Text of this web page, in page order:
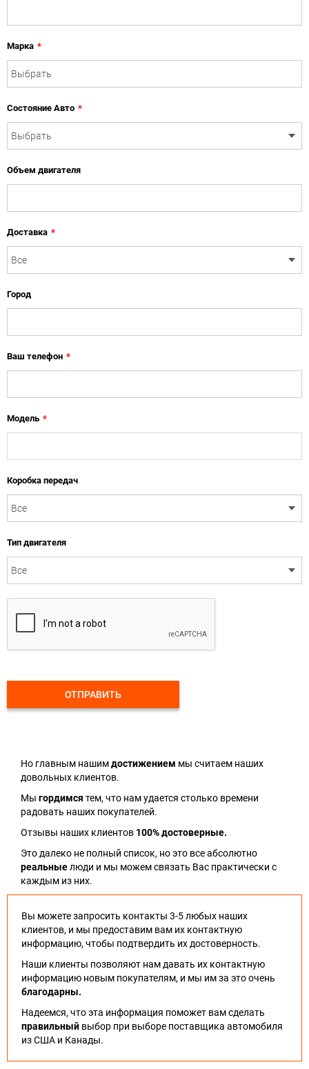
Марка *
Состояние Авто *
Объем двигателя
Доставка *
Город
Ваш телефон *
Модель *
Коробка передач
Тип двигателя
ОТПРАВИТЬ
Но главным нашимдостижением мы считаем наших
довольных клиентов.
Мы гордимся тем, что нам удается столько времени
радовать наших покупателей.
Отзывы наших клиентов 100% достоверные.
Это далеко не полный список, но это все абсолютно
реальныелюди и мы можем связать Вас практически с
каждым из них.
Вы можете запросить контакты 3-5 любых наших
клиентов, и мы предоставим вам их контактную
информацию, чтобы подтвердить их достоверность.
Наши клиенты позволяют нам давать их контактную
информацию новым покупателям, и мы им за это очень
благодарны.
Надеемся, что эта информация поможет вам сделать
правильный выбор при выборе поставщика автомобиля
из США и Канады.